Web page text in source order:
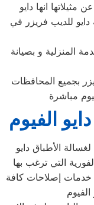
للديب فريزر في
المنزلية و بصيانة
بجميع المحافظات
الفيوم
الأطباق دايو
من 10 سنوات في خدمات إصلاحات كافة